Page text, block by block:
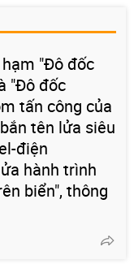
"Đô đốc
"Đô đốc
tấn công của
tên lửa siêu
điện
hành trình
biển", thông